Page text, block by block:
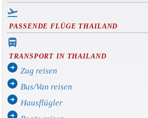
flight_takeoff
PASSENDE FLÜGE THAILAND
directions_bus_filled
TRANSPORT IN THAILAND
arrow_circle_right Zug reisen
arrow_circle_right Bus/Van reisen
arrow_circle_right Hausflügler
arrow_circle_right